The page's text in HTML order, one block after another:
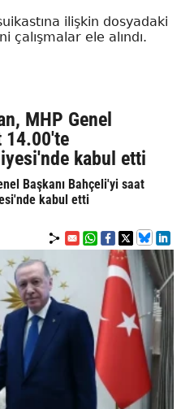
ilişkin dosyadaki
ele alındı.
MHP Genel
14.00'te
kabul etti
Başkanı Bahçeli'yi saat
kabul etti